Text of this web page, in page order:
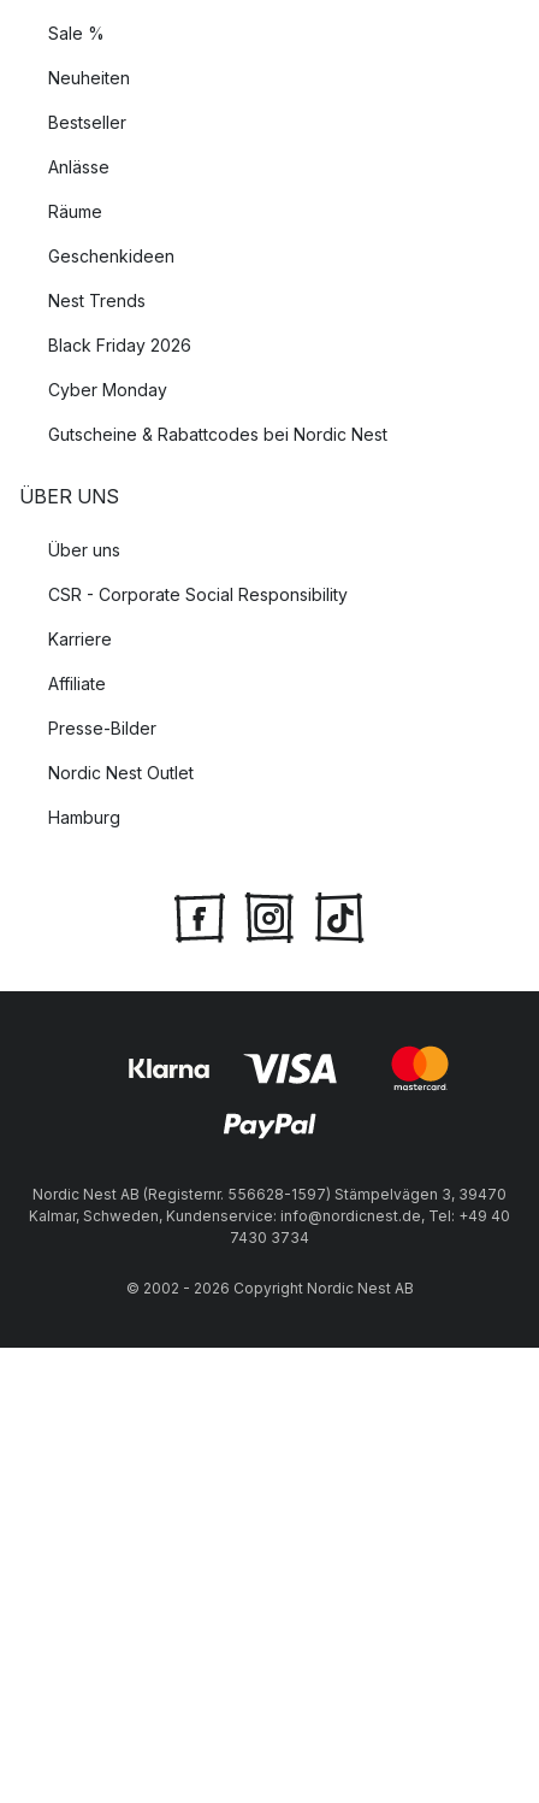
Sale %
Neuheiten
Bestseller
Anlässe
Räume
Geschenkideen
Nest Trends
Black Friday 2026
Cyber Monday
Gutscheine & Rabattcodes bei Nordic Nest
ÜBER UNS
Über uns
CSR - Corporate Social Responsibility
Karriere
Affiliate
Presse-Bilder
Nordic Nest Outlet
Hamburg
Nordic Nest AB (Registernr. 556628-1597) Stämpelvägen 3, 39470
Kalmar, Schweden, Kundenservice: info@nordicnest.de, Tel: +49 40
7430 3734
© 2002 - 2026 Copyright Nordic Nest AB